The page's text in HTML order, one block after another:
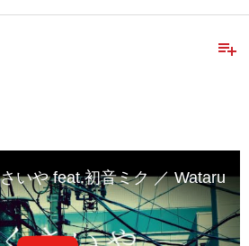
playlist_add
いや feat.初音ミク ／ Wataru